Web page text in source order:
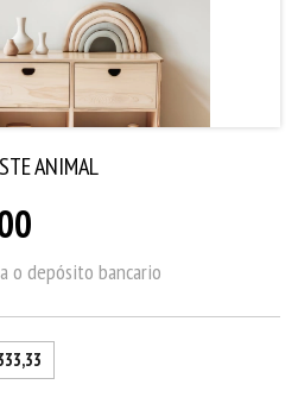
ANIMAL
o depósito bancario